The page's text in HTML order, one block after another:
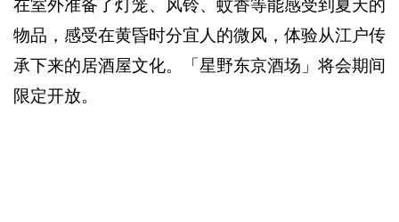
在室外准备了灯笼、风铃、蚊香等能感受到夏天的
物品，感受在黄昏时分宜人的微风，体验从江户传
承下来的居酒屋文化。「星野东京酒场」将会期间
限定开放。